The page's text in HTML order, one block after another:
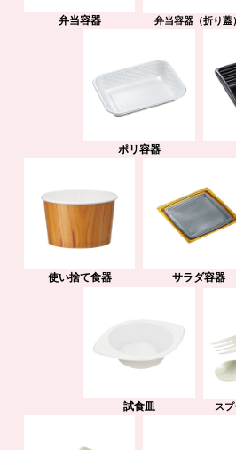
弁当容器 弁当容器（折り蓋
ポリ容器
使い捨て食器 サラダ容器
試食皿 ス